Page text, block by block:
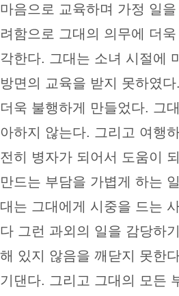
마음으로 교육하며 가정 일
려함으로 그대의 의무에 더
각한다. 그대는 소녀 시절에
방면의 교육을 받지 못하였
더욱 불행하게 만들었다. 그
아하지 않는다. 그리고 여행
전히 병자가 되어서 도움이
만드는 부담을 가볍게 하는
대는 그대에게 시중을 드는
다 그런 과외의 일을 감당하
해 있지 않음을 깨닫지 못한
기댄다. 그리고 그대의 모든